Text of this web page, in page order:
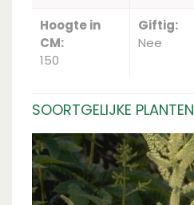
Hoogte in
CM:
150
Giftig:
Nee
SOORTGELIJKE PLANTEN